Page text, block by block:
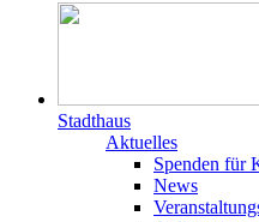
Stadthaus
Aktuelles
Spenden für
News